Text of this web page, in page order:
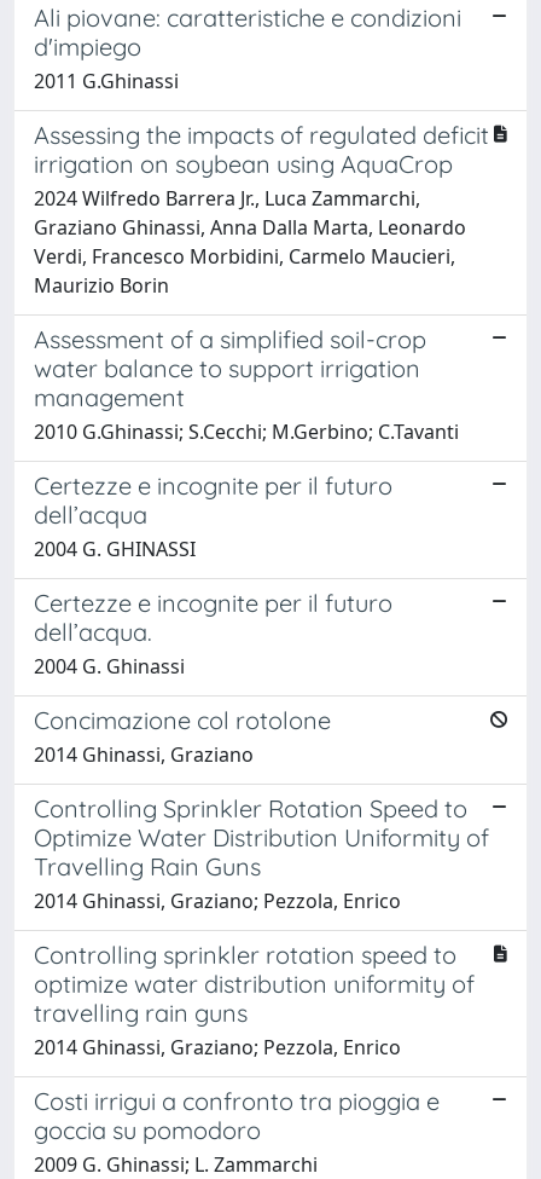
Ali piovane: caratteristiche e condizioni
d'impiego
2011 G.Ghinassi
Assessing the impacts of regulated deficit
irrigation on soybean using AquaCrop
2024 Wilfredo Barrera Jr., Luca Zammarchi,
Graziano Ghinassi, Anna Dalla Marta, Leonardo
Verdi, Francesco Morbidini, Carmelo Maucieri,
Maurizio Borin
Assessment of a simplified soil-crop
water balance to support irrigation
management
2010 G.Ghinassi; S.Cecchi; M.Gerbino; C.Tavanti
Certezze e incognite per il futuro
dell’acqua
2004 G. GHINASSI
Certezze e incognite per il futuro
dell’acqua.
2004 G. Ghinassi
Concimazione col rotolone
2014 Ghinassi, Graziano
Controlling Sprinkler Rotation Speed to
Optimize Water Distribution Uniformity of
Travelling Rain Guns
2014 Ghinassi, Graziano; Pezzola, Enrico
Controlling sprinkler rotation speed to
optimize water distribution uniformity of
travelling rain guns
2014 Ghinassi, Graziano; Pezzola, Enrico
Costi irrigui a confronto tra pioggia e
goccia su pomodoro
2009 G. Ghinassi; L. Zammarchi